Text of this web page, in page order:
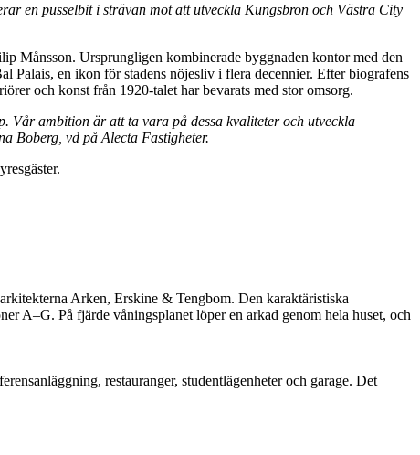
en pusselbit i strävan mot att utveckla Kungsbron och Västra City
Månsson. Ursprungligen kombinerade byggnaden kontor med den
Palais, en ikon för stadens nöjesliv i flera decennier. Efter biografens
och konst från 1920-talet har bevarats med stor omsorg.
Vår ambition är att ta vara på dessa kvaliteter och utveckla
Boberg, vd på Alecta Fastigheter.
Arken, Erskine & Tengbom. Den karaktäristiska
A–G. På fjärde våningsplanet löper en arkad genom hela huset, och
restauranger, studentlägenheter och garage. Det